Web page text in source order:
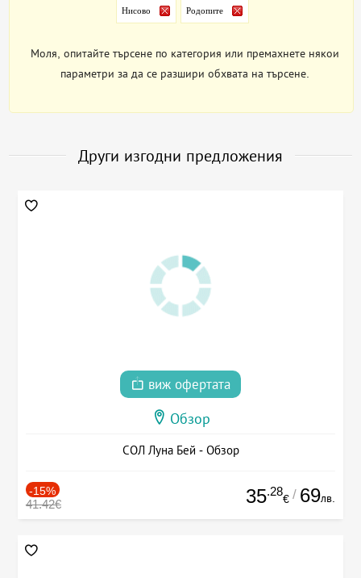
Нисово Родопите
Моля, опитайте търсене по категория или премахнете някои
параметри за да се разшири обхвата на търсене.
Други изгодни предложения
виж офертата
Обзор
СОЛ Луна Бей - Обзор
-15%
41.42€ 35.28
€ / 69лв.